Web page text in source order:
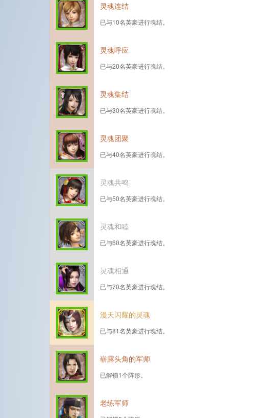
灵魂连结
已与10名英豪进行魂结。
灵魂呼应
已与20名英豪进行魂结。
灵魂集结
已与30名英豪进行魂结。
灵魂团聚
已与40名英豪进行魂结。
灵魂共鸣
已与50名英豪进行魂结。
灵魂和睦
已与60名英豪进行魂结。
灵魂相通
已与70名英豪进行魂结。
漫天闪耀的灵魂
已与81名英豪进行魂结。
崭露头角的军师
已解锁1个阵形。
老练军师